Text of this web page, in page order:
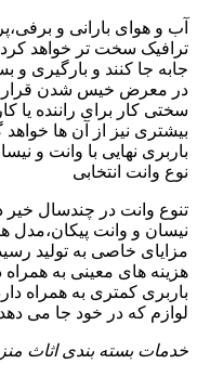
آب و هوای بارانی و
ترافیک سخت تر خواهد
جابه جا کنند و بارگیری و
در معرض خیس شدن قرار
سختی کار برای راننده
بیشتری نیز از آن ها
باربری نهایی با وانت و
نوع وانت انتخابی
تنوع وانت در چندسال خیر
نیسان و وانت پیکان،مدل
مزایای خاصی به تولید
هزینه های معینی به همراه
باربری کمتری به همراه
لوازم که در خود جا می
خدمات بسته بندی اثاث